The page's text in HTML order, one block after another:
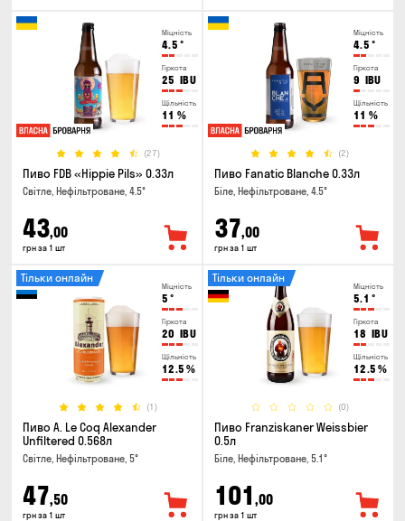
Міцність
4.5 °
Гіркота
25 IBU
Щільність
11 %
(27)
Пиво FDB «Hippie Pils» 0.33л
Світле, Нефільтроване, 4.5°
43,00
грн за 1 шт
Міцність
4.5 °
Гіркота
9 IBU
Щільність
11 %
(2)
Пиво Fanatic Blanche 0.33л
Біле, Нефільтроване, 4.5°
37,00
грн за 1 шт
Міцність
5 °
Гіркота
20 IBU
Щільність
12.5 %
(1)
Тільки онлайн
Пиво A. Le Coq Alexander
Unfiltered 0.568л
Світле, Нефільтроване, 5°
47,50
грн за 1 шт
Міцність
5.1 °
Гіркота
18 IBU
Щільність
12.5 %
(0)
Тільки онлайн
Пиво Franziskaner Weissbier
0.5л
Біле, Нефільтроване, 5.1°
101 ,00
грн за 1 шт